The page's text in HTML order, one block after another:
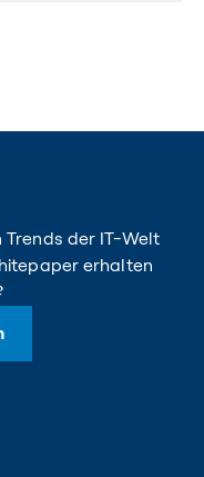
der IT-Welt
erhalten